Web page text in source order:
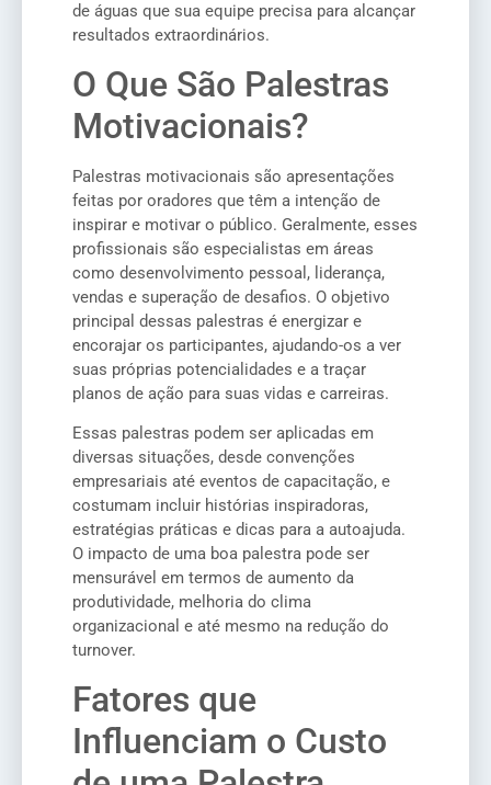
de águas que sua equipe precisa para alcançar
resultados extraordinários.
O Que São Palestras
Motivacionais?
Palestras motivacionais são apresentações
feitas por oradores que têm a intenção de
inspirar e motivar o público. Geralmente, esses
profissionais são especialistas em áreas
como desenvolvimento pessoal, liderança,
vendas e superação de desafios. O objetivo
principal dessas palestras é energizar e
encorajar os participantes, ajudando-os a ver
suas próprias potencialidades e a traçar
planos de ação para suas vidas e carreiras.
Essas palestras podem ser aplicadas em
diversas situações, desde convenções
empresariais até eventos de capacitação, e
costumam incluir histórias inspiradoras,
estratégias práticas e dicas para a autoajuda.
O impacto de uma boa palestra pode ser
mensurável em termos de aumento da
produtividade, melhoria do clima
organizacional e até mesmo na redução do
turnover.
Fatores que
Influenciam o Custo